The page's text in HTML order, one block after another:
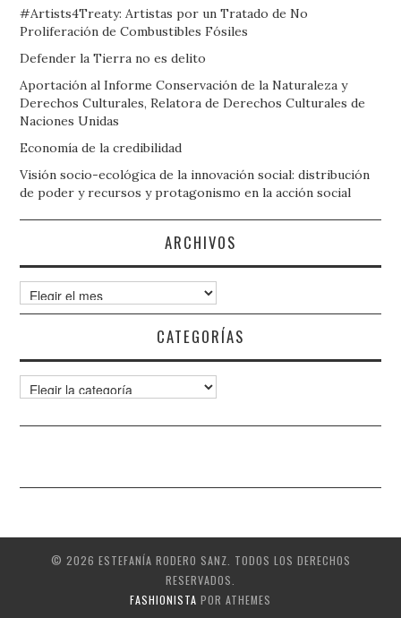
#Artists4Treaty: Artistas por un Tratado de No
Proliferación de Combustibles Fósiles
Defender la Tierra no es delito
Aportación al Informe Conservación de la Naturaleza y
Derechos Culturales, Relatora de Derechos Culturales de
Naciones Unidas
Economía de la credibilidad
Visión socio-ecológica de la innovación social: distribución
de poder y recursos y protagonismo en la acción social
ARCHIVOS
Archivos
CATEGORÍAS
Categorías
© 2026 ESTEFANÍA RODERO SANZ. TODOS LOS DERECHOS
RESERVADOS.
FASHIONISTA POR ATHEMES